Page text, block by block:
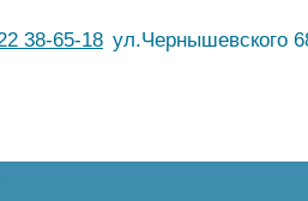
38-65-18 ул.Чернышевского